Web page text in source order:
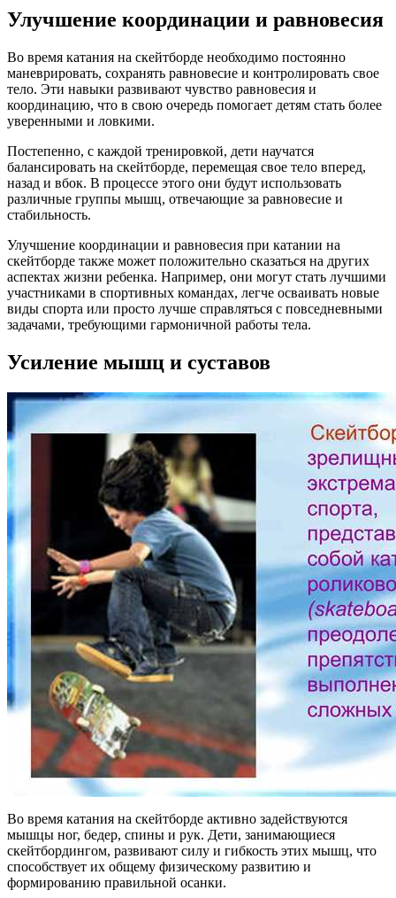
Улучшение координации и равновесия
Во время катания на скейтборде необходимо постоянно
маневрировать, сохранять равновесие и контролировать свое
тело. Эти навыки развивают чувство равновесия и
координацию, что в свою очередь помогает детям стать более
уверенными и ловкими.
Постепенно, с каждой тренировкой, дети научатся
балансировать на скейтборде, перемещая свое тело вперед,
назад и вбок. В процессе этого они будут использовать
различные группы мышц, отвечающие за равновесие и
стабильность.
Улучшение координации и равновесия при катании на
скейтборде также может положительно сказаться на других
аспектах жизни ребенка. Например, они могут стать лучшими
участниками в спортивных командах, легче осваивать новые
виды спорта или просто лучше справляться с повседневными
задачами, требующими гармоничной работы тела.
Усиление мышц и суставов
Во время катания на скейтборде активно задействуются
мышцы ног, бедер, спины и рук. Дети, занимающиеся
скейтбордингом, развивают силу и гибкость этих мышц, что
способствует их общему физическому развитию и
формированию правильной осанки.